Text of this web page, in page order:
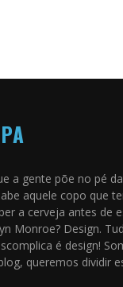
a gente põe no pé
aquele copo que
a cerveja antes de
Monroe? Design.
é design!
queremos dividir